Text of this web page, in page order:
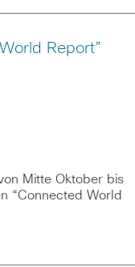
Report”
Mitte Oktober bis
“Connected World